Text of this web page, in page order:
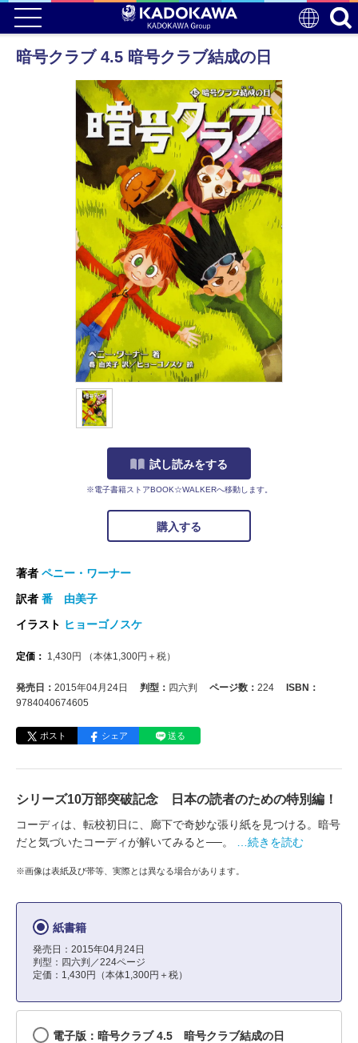
暗号クラブ 4.5 暗号クラブ結成の日
試し読みをする
※電子書籍ストアBOOK☆WALKERへ移動します。
購入する
著者 ペニー・ワーナー
訳者 番 由美子
イラスト ヒョーゴノスケ
定価： 1,430円 （本体1,300円＋税）
発売日： 2015年04月24日 判型： 四六判 ページ数： 224
ISBN：
9784040674605
ポスト シェア 送る
シリーズ10万部突破記念 日本の読者のための特別編！
コーディは、転校初日に、廊下で奇妙な張り紙を見つける。暗号
だと気づいたコーディが解いてみると──。
…続きを読む
※画像は表紙及び帯等、実際とは異なる場合があります。
紙書籍
発売日：2015年04月24日
判型：四六判／224ページ
定価：1,430円（本体1,300円＋税）
電子版：暗号クラブ 4.5 暗号クラブ結成の日